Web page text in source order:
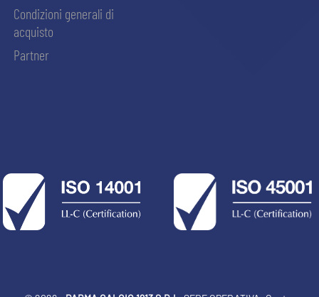
Condizioni generali di
acquisto
Partner